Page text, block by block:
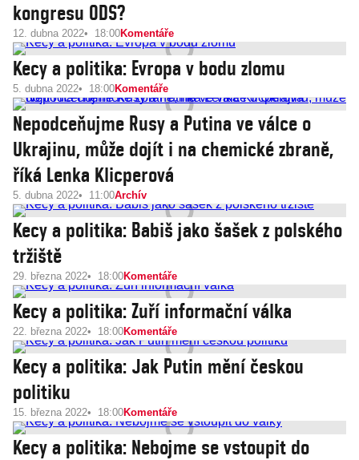
kongresu ODS?
12. dubna 2022 18:00Komentáře
Kecy a politika: Evropa v bodu zlomu
5. dubna 2022 18:00Komentáře
Nepodceňujme Rusy a Putina ve válce o
Ukrajinu, může dojít i na chemické zbraně,
říká Lenka Klicperová
5. dubna 2022 11:00Archív
Kecy a politika: Babiš jako šašek z polského
tržiště
29. března 2022 18:00Komentáře
Kecy a politika: Zuří informační válka
22. března 2022 18:00Komentáře
Kecy a politika: Jak Putin mění českou
politiku
15. března 2022 18:00Komentáře
Kecy a politika: Nebojme se vstoupit do